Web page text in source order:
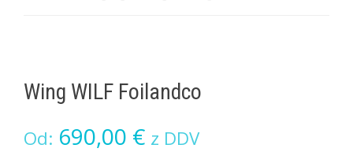
Wing WILF Foilandco
Od: 690,00 € z DDV